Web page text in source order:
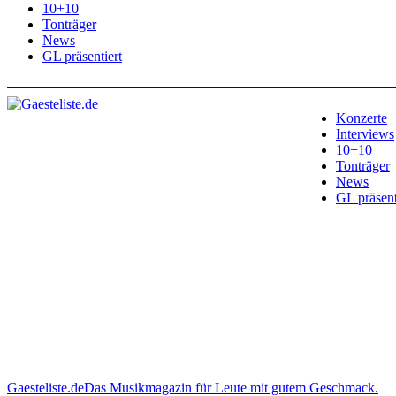
10+10
Tonträger
News
GL präsentiert
Konzerte
Interviews
10+10
Tonträger
News
GL
Gaesteliste.deDas Musikmagazin für Leute mit gutem Geschmack.